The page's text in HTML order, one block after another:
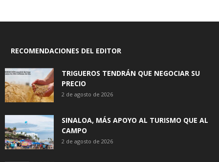
RECOMENDACIONES DEL EDITOR
TRIGUEROS TENDRÁN QUE NEGOCIAR SU
PRECIO
2 de agosto de 2026
SINALOA, MÁS APOYO AL TURISMO QUE AL
CAMPO
2 de agosto de 2026